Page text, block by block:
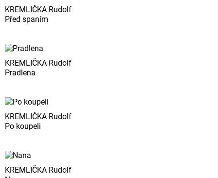
KREMLIČKA Rudolf
Před spaním
KREMLIČKA Rudolf
Pradlena
KREMLIČKA Rudolf
Po koupeli
KREMLIČKA Rudolf